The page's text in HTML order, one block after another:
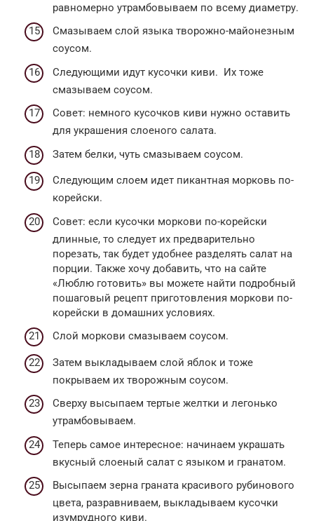
равномерно утрамбовываем по всему диаметру.
Смазываем слой языка творожно-майонезным
соусом.
Следующими идут кусочки киви. Их тоже
смазываем соусом.
Совет: немного кусочков киви нужно оставить
для украшения слоеного салата.
Затем белки, чуть смазываем соусом.
Следующим слоем идет пикантная морковь по-
корейски.
Совет: если кусочки моркови по-корейски
длинные, то следует их предварительно
порезать, так будет удобнее разделять салат на
порции. Также хочу добавить, что на сайте
«Люблю готовить» вы можете найти подробный
пошаговый рецепт приготовления моркови по-
корейски в домашних условиях.
Слой моркови смазываем соусом.
Затем выкладываем слой яблок и тоже
покрываем их творожным соусом.
Сверху высыпаем тертые желтки и легонько
утрамбовываем.
Теперь самое интересное: начинаем украшать
вкусный слоеный салат с языком и гранатом.
Высыпаем зерна граната красивого рубинового
цвета, разравниваем, выкладываем кусочки
изумрудного киви.